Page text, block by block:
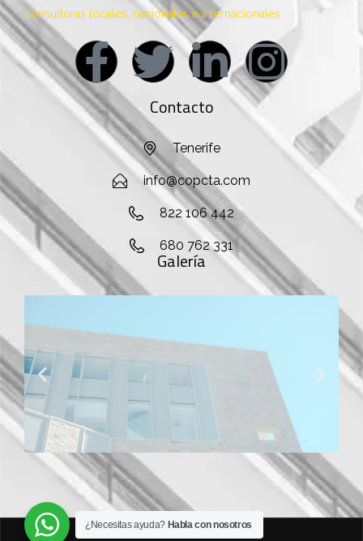
consultoras locales, nacionales e internacionales.
Contacto
Tenerife
info@copcta.com
822 106 442
680 762 331
Galería
¿Necesitas ayuda? Habla con nosotros